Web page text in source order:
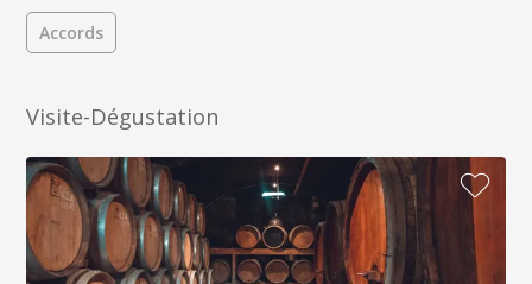
Accords
Visite-Dégustation